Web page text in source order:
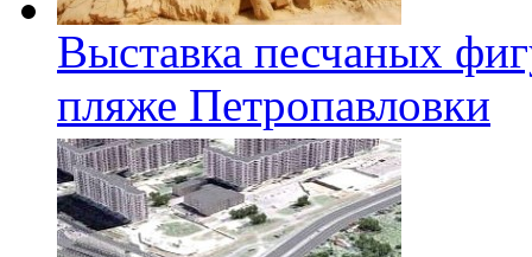
Выставка песчаных
пляже Петропавловки